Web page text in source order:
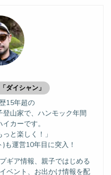
ダイシャン」
15年超の
山家で、ハンモック年間
カーです。
っと楽しく！」
も運営10年目に突入！
ギア情報、親子ではじめる
ベント、お出かけ情報を配